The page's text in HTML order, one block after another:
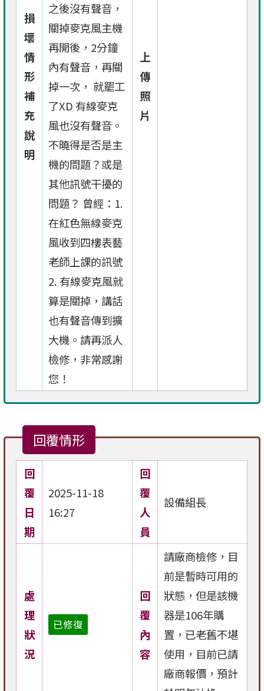
損
壞
情
形
補
充
說
明
之後沒有聲音，
關掉麥克風主機
再開後，2分鐘
內有聲音，再關
掉一次， 就罷工
了XD 有線麥克
風也沒有聲音。
不曉得是否是主
機的問題？或是
其他訊號干擾的
問題？ 曾經：1.
在紅色無線麥克
風收到四樓表藝
老師上課的訊號
2. 有線麥克風就
算是關掉，講話
也有聲音傳到擴
大機。請再派人
檢修，非常感謝
您！
上
傳
照
片
回覆情形
回
覆
日
期
2025-11-18
16:27
回
覆
人
員
設備組長
處
理
狀
況
已修復
回
覆
內
容
請廠商檢修，目
前是暫時可用的
狀態，但是該機
器是106年購
置，已老舊不堪
使用，目前已請
廠商報價，預計